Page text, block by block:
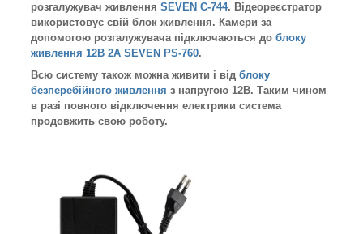
розгалужувач живлення SEVEN C-744. Відеореєстратор
використовує свій блок живлення. Камери за
допомогою розгалужувача підключаються до блоку
живлення 12В 2А SEVEN PS-760.
Всю систему також можна живити і від блоку
безперебійного живлення з напругою 12В. Таким чином
в разі повного відключення електрики система
продовжить свою роботу.